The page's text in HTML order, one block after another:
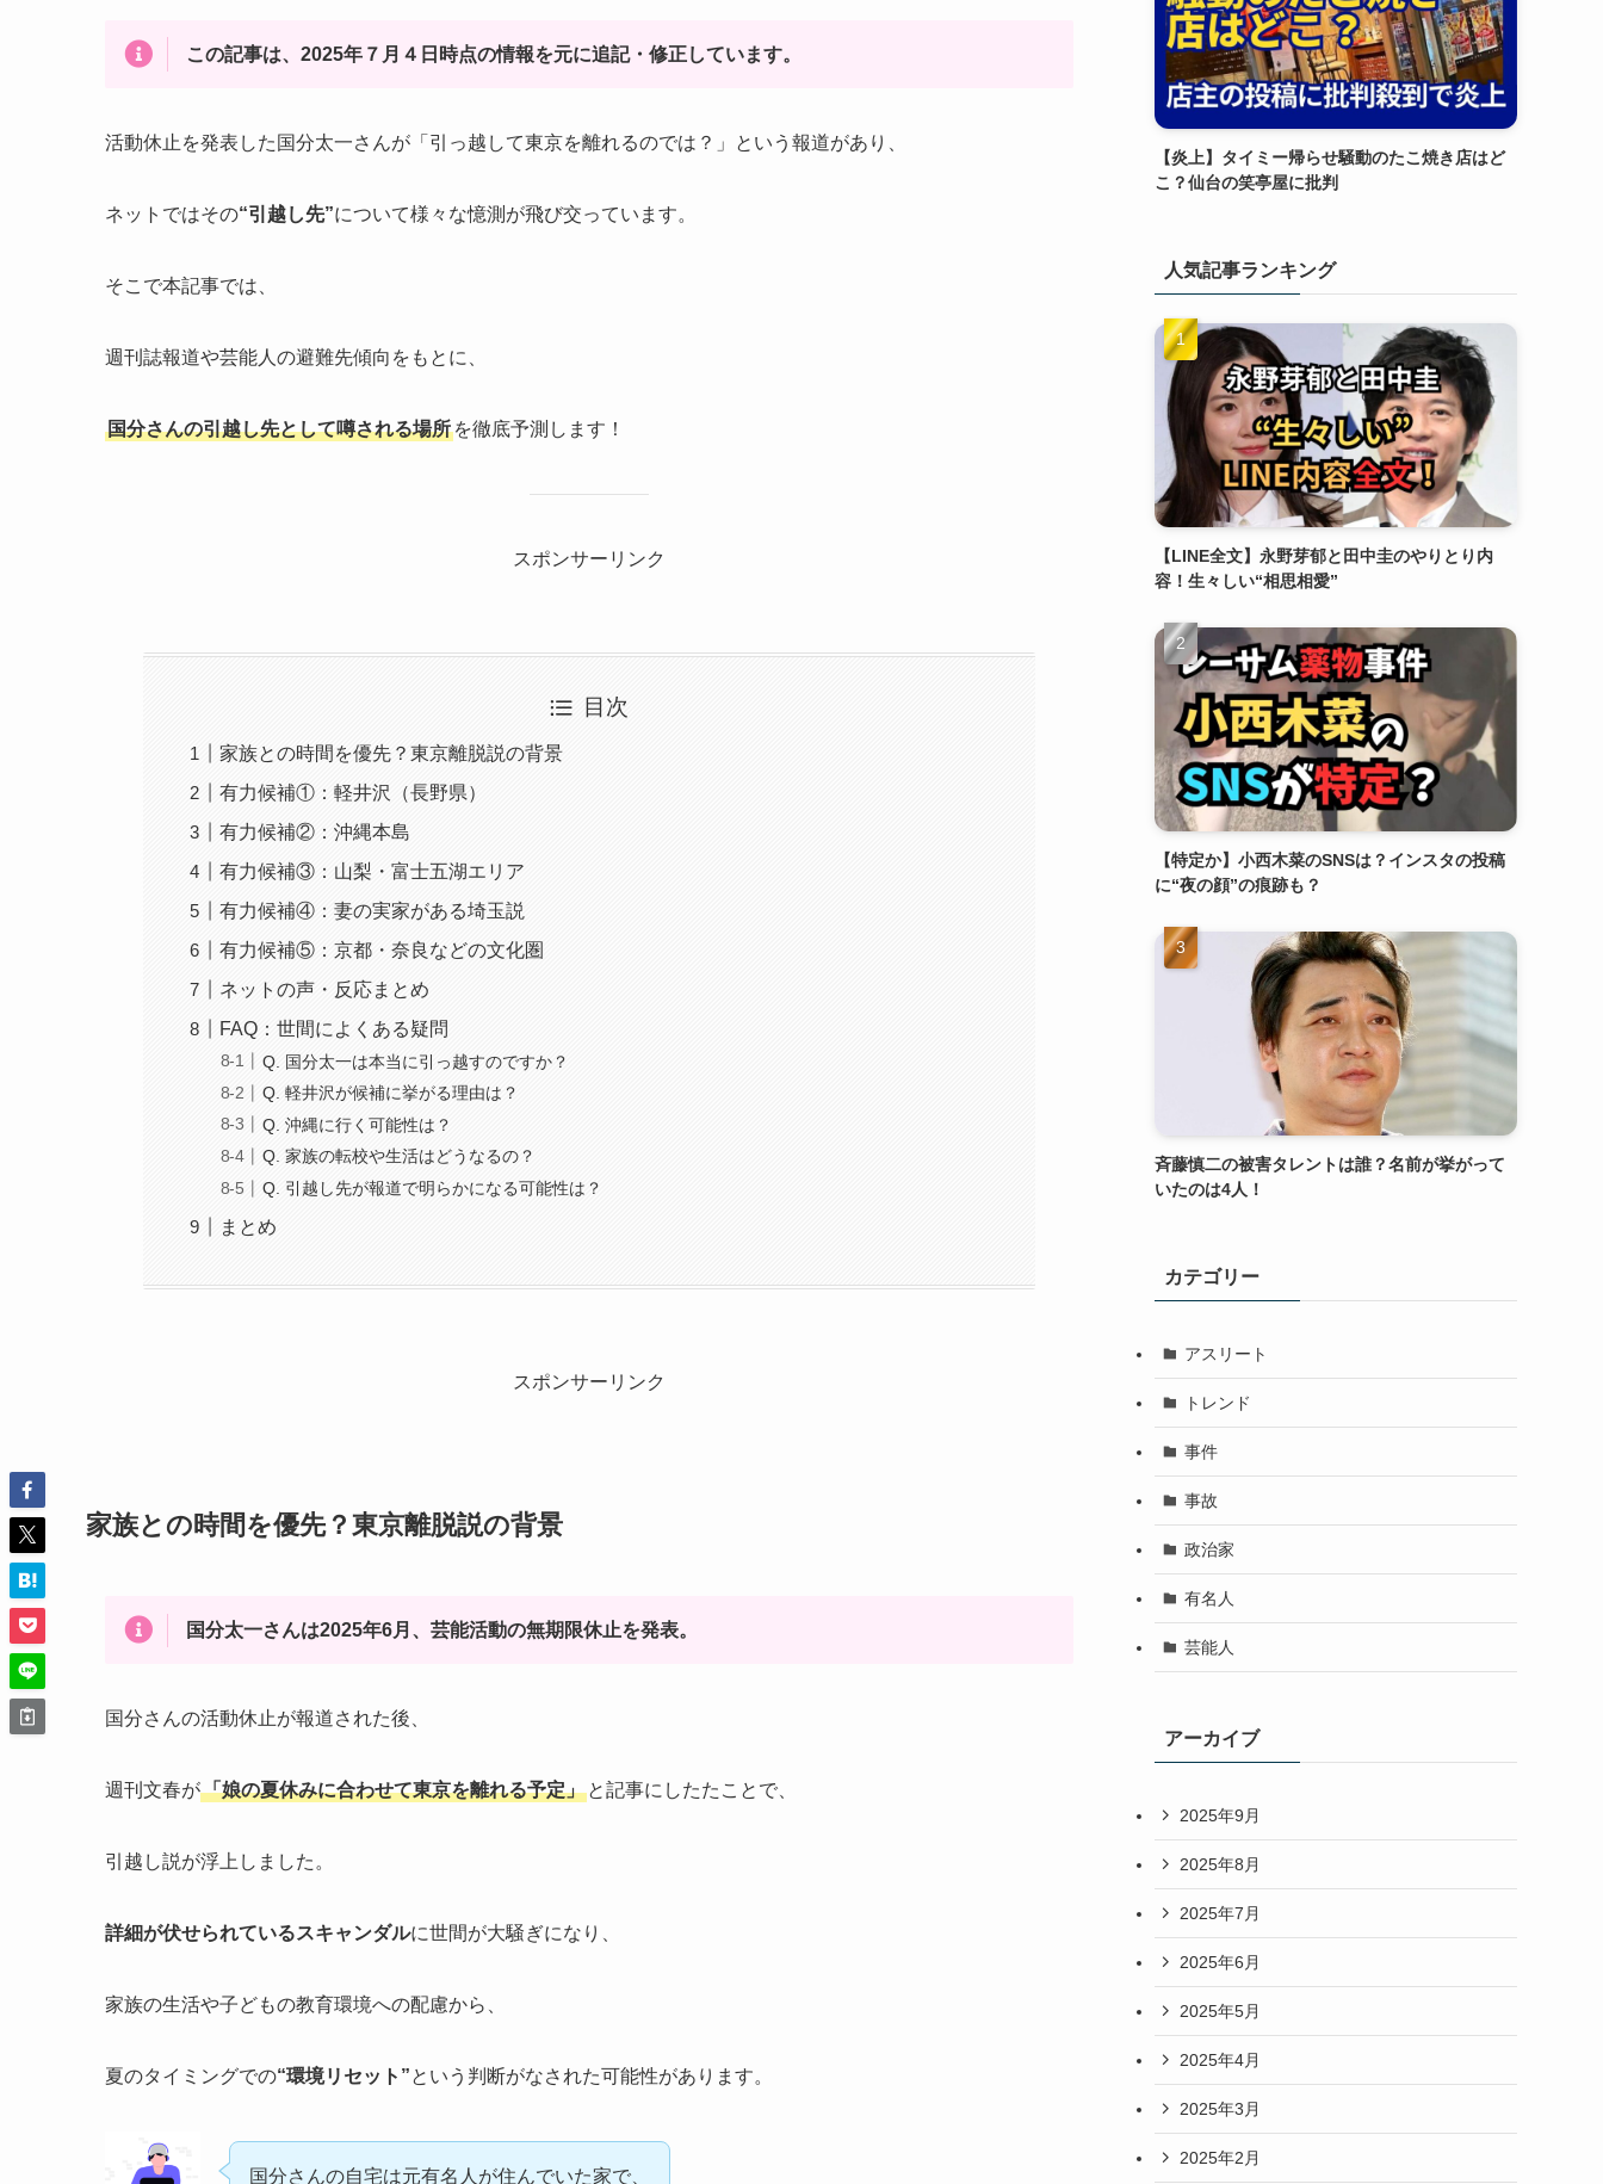
この記事は、2025年７月４日時点の情報を元に追記・修正しています。
活動休止を発表した国分太一さんが「引っ越して東京を離れるのでは？」という報道があり、
ネットではその“引越し先”について様々な憶測が飛び交っています。
そこで本記事では、
週刊誌報道や芸能人の避難先傾向をもとに、
国分さんの引越し先として噂される場所 を徹底予測します！
スポンサーリンク
目次
家族との時間を優先？東京離脱説の背景
有力候補①：軽井沢（長野県）
有力候補②：沖縄本島
有力候補③：山梨・富士五湖エリア
有力候補④：妻の実家がある埼玉説
有力候補⑤：京都・奈良などの文化圏
ネットの声・反応まとめ
FAQ：世間によくある疑問
Q. 国分太一は本当に引っ越すのですか？
Q. 軽井沢が候補に挙がる理由は？
Q. 沖縄に行く可能性は？
Q. 家族の転校や生活はどうなるの？
Q. 引越し先が報道で明らかになる可能性は？
まとめ
スポンサーリンク
家族との時間を優先？東京離脱説の背景
国分太一さんは2025年6月、芸能活動の無期限休止を発表。
国分さんの活動休止が報道された後、
週刊文春が「娘の夏休みに合わせて東京を離れる予定」 と記事にしたたことで、
引越し説が浮上しました。
詳細が伏せられているスキャンダルに世間が大騒ぎになり、
家族の生活や子どもの教育環境への配慮から、
夏のタイミングでの“環境リセット”という判断がなされた可能性があります。
国分さんの自宅は元有名人が住んでいた家で、
【炎上】タイミー帰らせ騒動のたこ焼き店はど
こ？仙台の笑亭屋に批判
人気記事ランキング
【LINE全文】永野芽郁と田中圭のやりとり内
容！生々しい“相思相愛”
【特定か】小西木菜のSNSは？インスタの投稿
に“夜の顔”の痕跡も？
斉藤慎二の被害タレントは誰？名前が挙がって
いたのは4人！
カテゴリー
アスリート
トレンド
事件
事故
政治家
有名人
芸能人
アーカイブ
2025年9月
2025年8月
2025年7月
2025年6月
2025年5月
2025年4月
2025年3月
2025年2月